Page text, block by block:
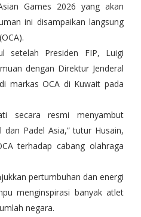
Games 2026 yang akan
ini disampaikan langsung
setelah Presiden FIP, Luigi
dengan Direktur Jenderal
markas OCA di Kuwait pada
secara resmi menyambut
dan Padel Asia,” tutur Husain,
terhadap cabang olahraga
pertumbuhan dan energi
menginspirasi banyak atlet
negara.